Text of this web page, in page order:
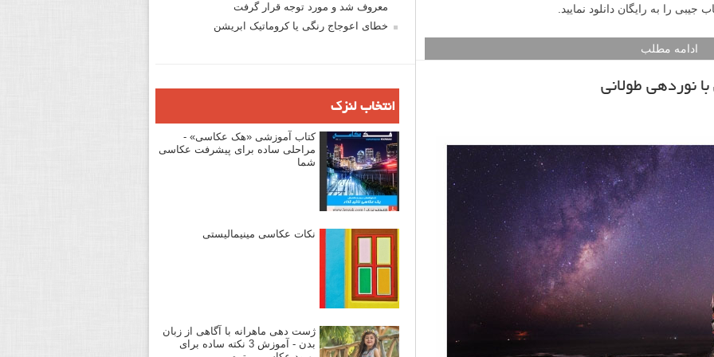
را به رایگان دانلود نمایید.
ادامه مطلب
معروف شد و مورد توجه قرار گرفت
خطای اعوجاج رنگی یا کروماتیک ابریشن
انتخاب لنزک
کتاب آموزشی «هک عکاسی» -
مراحلی ساده برای پیشرفت عکاسی
شما
نکات عکاسی مینیمالیستی
ژست دهی ماهرانه با آگاهی از زبان
بدن - آموزش 3 نکته ساده برای